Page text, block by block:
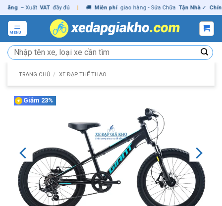
Skip
to
content
– Xuất VAT đầy đủ | 🚚 Miễn phí giao hàng - Sửa Chữa Tận Nhà ✓ Chính
MENU
Tìm
kiếm:
TRANG CHỦ / XE ĐẠP THỂ THAO
Giảm 23%